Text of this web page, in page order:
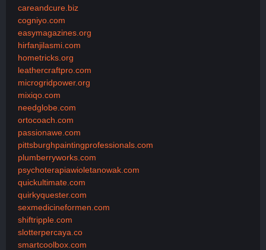
careandcure.biz
cogniyo.com
easymagazines.org
hirfanjilasmi.com
hometricks.org
leathercraftpro.com
microgridpower.org
mixiqo.com
needglobe.com
ortocoach.com
passionawe.com
pittsburghpaintingprofessionals.com
plumberryworks.com
psychoterapiawioletanowak.com
quickultimate.com
quirkyquester.com
sexmedicineformen.com
shiftripple.com
slotterpercaya.co
smartcoolbox.com